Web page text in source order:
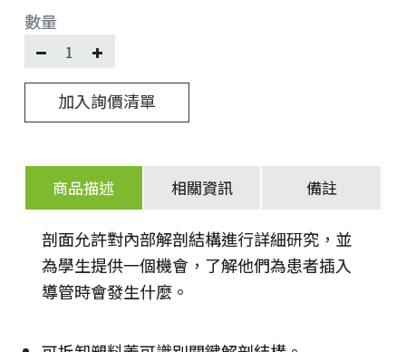
數量
加入詢價清單
商品描述 相關資訊 備註
剖面允許對內部解剖結構進行詳細研究，並
為學生提供一個機會，了解他們為患者插入
導管時會發生什麼。